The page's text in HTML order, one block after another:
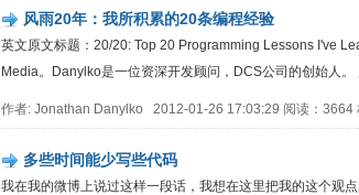
风雨20年：我所积累的20条编程经验
英文原文标题：20/20: Top 20 Programming Lessons I've
Media。Danylko是一位资深开发顾问，DCS公司的创始人
作者: Jonathan Danylko 2012-01-26 17:03:29 阅读：3664
多些时间能少写些代码
我在我的微博上说过这样一段话，我想在这里把我的这个观